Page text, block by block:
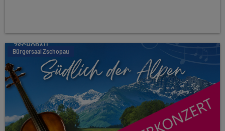
Bürgersaal Zschopau